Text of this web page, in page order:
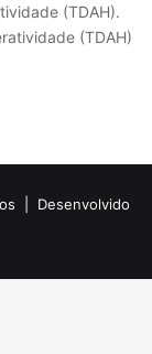
(TDAH).
(TDAH)
| Desenvolvido